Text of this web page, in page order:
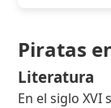
Piratas
Literatura
En el siglo XVI